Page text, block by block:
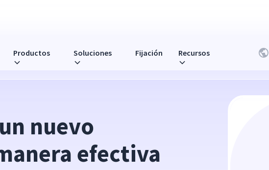
Productos Soluciones Fijación Recursos
efectiva
nuevo
efectiva